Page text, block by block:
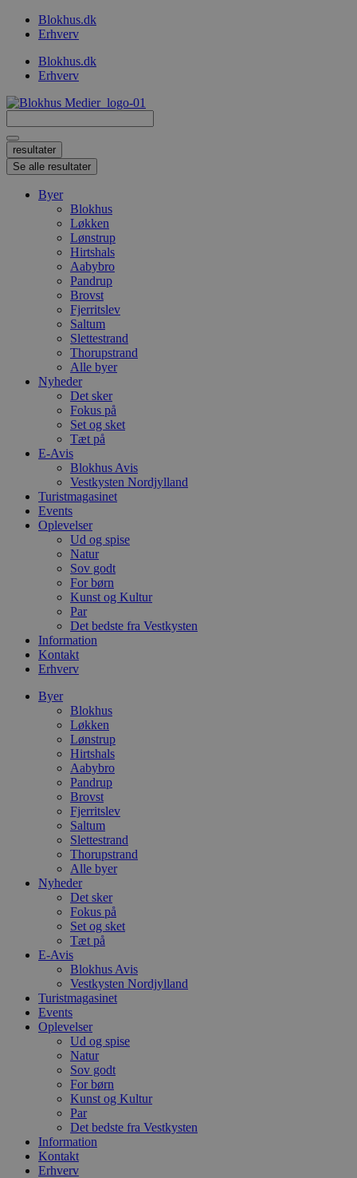
VidereBlokhus.dk
Erhverv
Blokhus.dk
Erhverv
...
resultater
Se alle resultater
Byer
Blokhus
Løkken
Lønstrup
Hirtshals
Aabybro
Pandrup
Brovst
Fjerritslev
Saltum
Slettestrand
Thorupstrand
Alle byer
Nyheder
Det sker
Fokus på
Set og sket
Tæt på
E-Avis
Blokhus Avis
Vestkysten Nordjylland
Turistmagasinet
Events
Oplevelser
Ud og spise
Natur
Sov godt
For børn
Kunst og Kultur
Par
Det bedste fra Vestkysten
Information
Kontakt
Erhverv
Byer
Blokhus
Løkken
Lønstrup
Hirtshals
Aabybro
Pandrup
Brovst
Fjerritslev
Saltum
Slettestrand
Thorupstrand
Alle byer
Nyheder
Det sker
Fokus på
Set og sket
Tæt på
E-Avis
Blokhus Avis
Vestkysten Nordjylland
Turistmagasinet
Events
Oplevelser
Ud og spise
Natur
Sov godt
For børn
Kunst og Kultur
Par
Det bedste fra Vestkysten
Information
Kontakt
Erhverv